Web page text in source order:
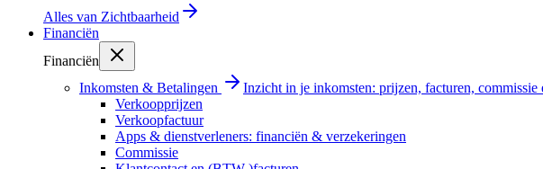
Alles van Zichtbaarheid
Financiën
Financiën
Inkomsten & Betalingen
Inzicht in je inkomsten: prijzen, facturen, commissie
Verkoopprijzen
Verkoopfactuur
Apps & dienstverleners: financiën & verzekeringen
Commissie